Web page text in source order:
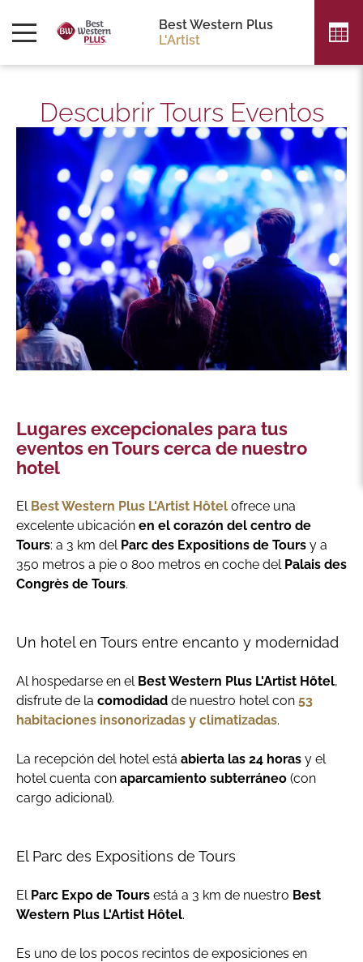
Best Western Plus
L'Artist
Descubrir Tours Eventos
Lugares excepcionales para tus
eventos en Tours cerca de nuestro
hotel
El Best Western Plus L'Artist Hôtel ofrece una
excelente ubicación en el corazón del centro de
Tours: a 3 km del Parc des Expositions de Tours y a
350 metros a pie o 800 metros en coche del Palais des
Congrès de Tours.
Un hotel en Tours entre encanto y modernidad
Al hospedarse en el Best Western Plus L'Artist Hôtel,
disfrute de la comodidad de nuestro hotel con 53
habitaciones insonorizadas y climatizadas.
La recepción del hotel está abierta las 24 horas y el
hotel cuenta con aparcamiento subterráneo (con
cargo adicional).
El Parc des Expositions de Tours
El Parc Expo de Tours está a 3 km de nuestro Best
Western Plus L'Artist Hôtel.
Es uno de los pocos recintos de exposiciones en